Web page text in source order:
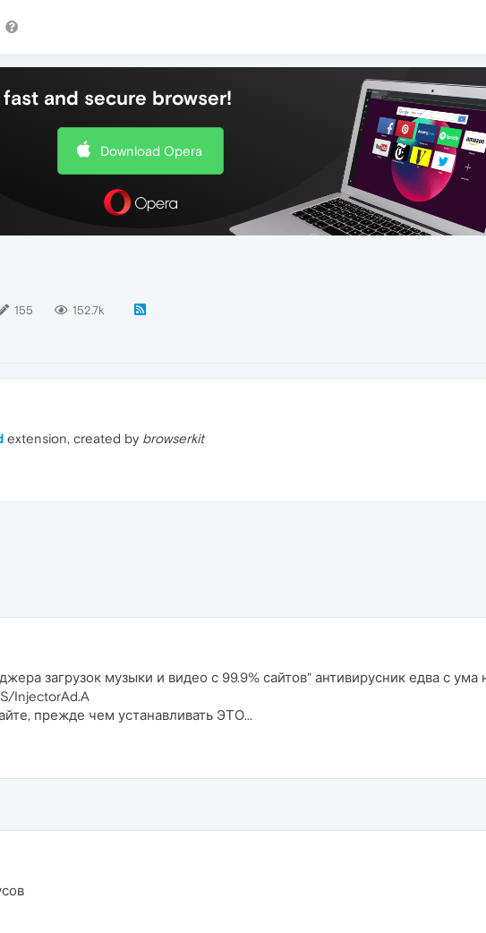
and secure browser!
Download Opera
155 152.7k
extension, created by browserkit
загрузок музыки и видео с 99.9% сайтов" антивирусник едва с ума
InjectorAd.A
прежде чем устанавливать ЭТО...